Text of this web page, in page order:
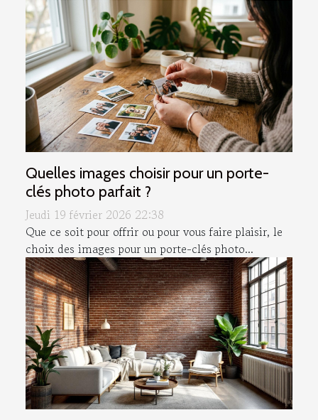
Quelles images choisir pour un porte-
clés photo parfait ?
Jeudi 19 février 2026 22:38
Que ce soit pour offrir ou pour vous faire plaisir, le
choix des images pour un porte-clés photo...